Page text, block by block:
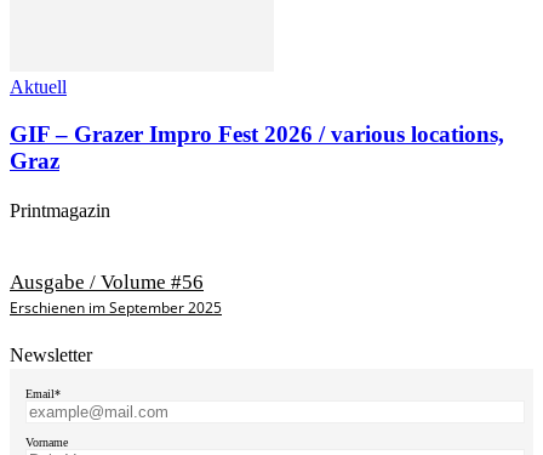
Aktuell
GIF – Grazer Impro Fest 2026 / various locations,
Graz
Printmagazin
Ausgabe / Volume #56
Erschienen im September 2025
Newsletter
Email*
Vorname